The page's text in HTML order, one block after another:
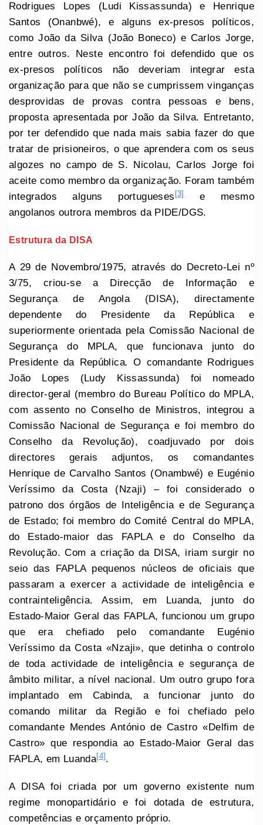
Rodrigues Lopes (Ludi Kissassunda) e Henrique
Santos (Onanbwé), e alguns ex-presos políticos,
como João da Silva (João Boneco) e Carlos Jorge,
entre outros. Neste encontro foi defendido que os
ex-presos políticos não deveriam integrar esta
organização para que não se cumprissem vinganças
desprovidas de provas contra pessoas e bens,
proposta apresentada por João da Silva. Entretanto,
por ter defendido que nada mais sabia fazer do que
tratar de prisioneiros, o que aprendera com os seus
algozes no campo de S. Nicolau, Carlos Jorge foi
aceite como membro da organização. Foram também
integrados alguns portugueses [3]e mesmo
angolanos outrora membros da PIDE/DGS.
Estrutura da DISA
A 29 de Novembro/1975, através do Decreto-Lei nº
3/75, criou-se a Direcção de Informação e
Segurança de Angola (DISA), directamente
dependente do Presidente da República e
superiormente orientada pela Comissão Nacional de
Segurança do MPLA, que funcionava junto do
Presidente da República.O comandante Rodrigues
João Lopes (Ludy Kissassunda) foi nomeado
director-geral (membro do Bureau Político do MPLA,
com assento no Conselho de Ministros, integrou a
Comissão Nacional de Segurança e foi membro do
Conselho da Revolução), coadjuvado por dois
directores gerais adjuntos, os comandantes
Henrique de Carvalho Santos (Onambwé) e Eugénio
Veríssimo da Costa (Nzaji) – foi considerado o
patrono dos órgãos de Inteligência e de Segurança
de Estado; foi membro do Comité Central do MPLA,
do Estado-maior das FAPLA e do Conselho da
Revolução. Com a criação da DISA, iriam surgir no
seio das FAPLA pequenos núcleos de oficiais que
passaram a exercer a actividade de inteligência e
contrainteligência. Assim, em Luanda, junto do
Estado-Maior Geral das FAPLA, funcionou um grupo
que era chefiado pelo comandante Eugénio
Veríssimo da Costa «Nzaji», que detinha o controlo
de toda actividade de inteligência e segurança de
âmbito militar, a nível nacional. Um outro grupo fora
implantado em Cabinda, a funcionar junto do
comando militar da Região e foi chefiado pelo
comandante Mendes António de Castro «Delfim de
Castro» que respondia ao Estado-Maior Geral das
FAPLA, em Luanda[4].
A DISA foi criada por um governo existente num
regime monopartidário e foi dotada de estrutura,
competências e orçamento próprio.